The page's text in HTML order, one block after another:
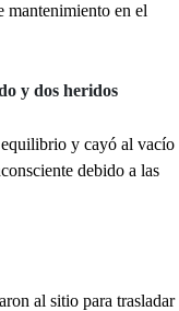
mantenimiento en el
y dos heridos
y cayó al vacío
debido a las
al sitio para trasladar